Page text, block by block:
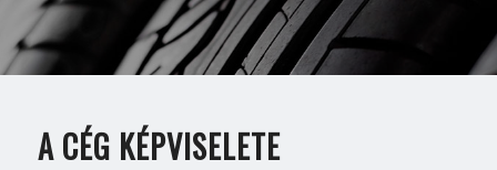
A CÉG KÉPVISELETE